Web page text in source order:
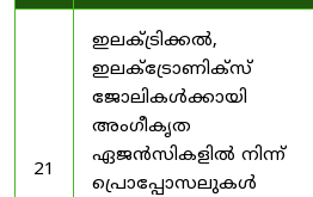
21
ഇലക്ട്രിക്കൽ,
ഇലക്ട്രോണിക്സ്
ജോലികൾക്കായി
അംഗീകൃത
ഏജൻസികളിൽ നിന്ന്
പ്രൊപ്പോസലുകൾ